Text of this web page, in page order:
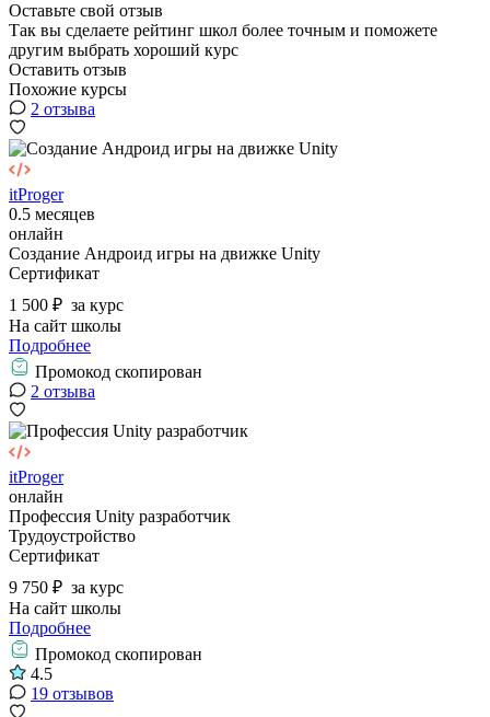
Оставьте свой отзыв
Так вы сделаете рейтинг школ более точным и поможете
другим выбрать хороший курс
Оставить отзыв
Похожие курсы
2 отзыва
itProger
0.5 месяцев
онлайн
Создание Андроид игры на движке Unity
Сертификат
1 500 ₽ за курс
На сайт школы
Подробнее
Промокод скопирован
2 отзыва
itProger
онлайн
Профессия Unity разработчик
Трудоустройство
Сертификат
9 750 ₽ за курс
На сайт школы
Подробнее
Промокод скопирован
4.5
19 отзывов